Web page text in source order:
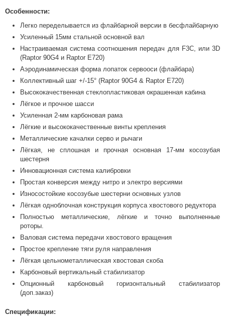
Особенности:
Легко переделывается из флайбарной версии в бесфлайбарную
Усиленный 15мм стальной основной вал
Настраиваемая система соотношения передач для F3C, или 3D
(Raptor 90G4 и Raptor E720)
Аэродинамическая форма лопаток сервооси (флайбара)
Коллективный шаг +/-15° (Raptor 90G4 & Raptor E720)
Высококачественная стеклопластиковая окрашенная кабина
Лёгкое и прочное шасси
Усиленная 2-мм карбоновая рама
Лёгкие и высококачественные винты крепления
Металлические качалки серво и рычаги
Лёгкая, не сплошная и прочная основная 17-мм косозубая
шестерня
Инновационная система калибровки
Простая конверсия между нитро и электро версиями
Износостойкие косозубые шестерни основных узлов
Лёгкая одноблочная конструкция корпуса хвостового редуктора
Полностью металлические, лёгкие и точно выполненные
роторы.
Валовая система передачи хвостового вращения
Простое крепление тяги руля направления
Лёгкая цельнометаллическая хвостовая скоба
Карбоновый вертикальный стабилизатор
Опционный карбоновый горизонтальный стабилизатор
(доп.заказ)
Спецификации: